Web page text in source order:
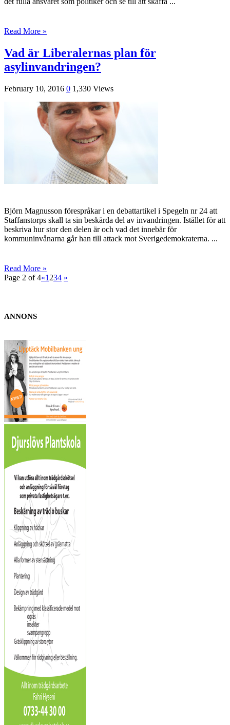
Read More »
Vad är Liberalernas plan för
asylinvandringen?
February 10, 2016 0 1,330 Views
Björn Magnusson förespråkar i en debattartikel i Spegeln nr 24 att
Staffanstorps skall ta sin beskärda del av invandringen. Istället för att
beskriva hur stor den delen är och vad det innebär för
kommuninvånarna går han till attack mot Sverigedemokraterna. ...
Read More »
Page 2 of 4«1 234 »
ANNONS